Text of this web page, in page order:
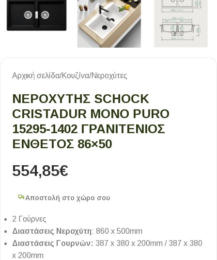
Αρχική σελίδα/Κουζίνα/Νεροχύτες
ΝΕΡΟΧΥΤΗΣ SCHOCK
CRISTADUR MONO PURO
15295-1402 ΓΡΑΝΙΤΕΝΙΟΣ
ΕΝΘΕΤΟΣ 86×50
554,85€
Αποστολή στο χώρο σου
2 Γούρνες
Διαστάσεις Νεροχύτη: 860 x 500mm
Διαστάσεις Γουρνών: 387 x 380 x 200mm / 387 x 380
x 200mm